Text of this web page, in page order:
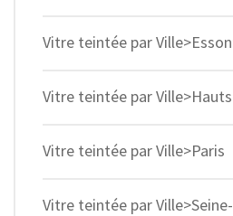
Vitre teintée par
Vitre teintée par
Vitre teintée par Ville>Paris
Vitre teintée par